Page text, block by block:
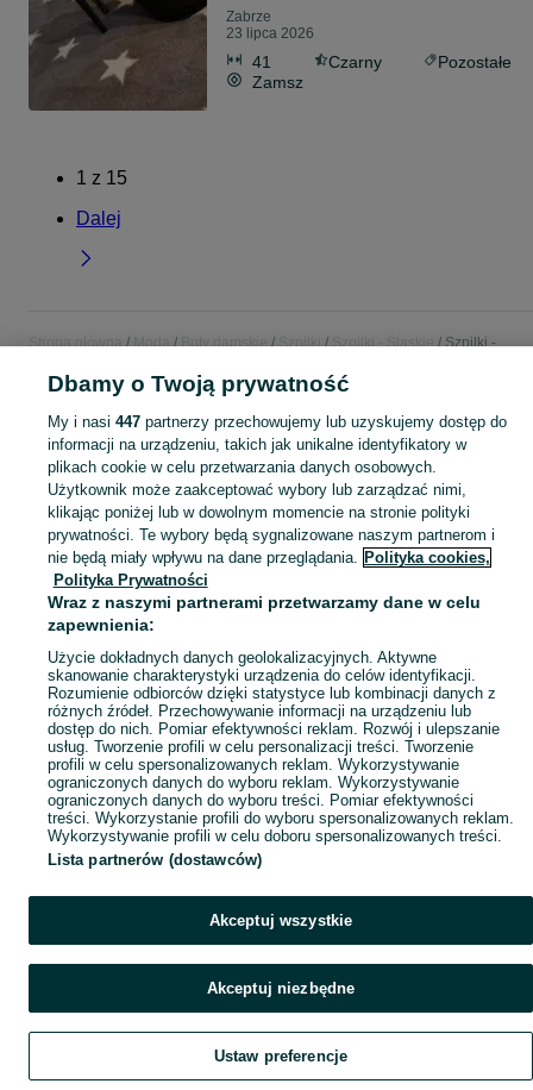
Zabrze
23 lipca 2026
41 Czarny
Pozostałe
Zamsz
1 z 15
Dalej
Strona główna Moda Buty damskie Szpilki Szpilki - Śląskie
Szpilki -
KATEGORIA
Szeroki wybór szpilek damskich Zabrze ▶️ Różne marki, kolory i rozmiary ✅ Nowe i używane w atrakcyjnych cenach ✌ Znajdź oferty na OLX.pl! Zobacz
Mapa kategorii
Mapa miejscowości
Mapa ministron
Szukaj Obserwujesz Dodaj Czat Konto
Dbamy o Twoją prywatność
My i nasi 447partnerzy przechowujemy lub uzyskujemy dostęp do
informacji na urządzeniu, takich jak unikalne identyfikatory w
plikach cookie w celu przetwarzania danych osobowych.
Użytkownik może zaakceptować wybory lub zarządzać nimi,
klikając poniżej lub w dowolnym momencie na stronie polityki
prywatności. Te wybory będą sygnalizowane naszym partnerom i
nie będą miały wpływu na dane przeglądania. Polityka cookies,
Polityka Prywatności
Wraz z naszymi partnerami przetwarzamy dane w celu
zapewnienia:
Użycie dokładnych danych geolokalizacyjnych. Aktywne
skanowanie charakterystyki urządzenia do celów identyfikacji.
Rozumienie odbiorców dzięki statystyce lub kombinacji danych z
różnych źródeł. Przechowywanie informacji na urządzeniu lub
dostęp do nich. Pomiar efektywności reklam. Rozwój i ulepszanie
usług. Tworzenie profili w celu personalizacji treści. Tworzenie
profili w celu spersonalizowanych reklam. Wykorzystywanie
ograniczonych danych do wyboru reklam. Wykorzystywanie
ograniczonych danych do wyboru treści. Pomiar efektywności
treści. Wykorzystanie profili do wyboru spersonalizowanych reklam.
Wykorzystywanie profili w celu doboru spersonalizowanych treści.
Lista partnerów (dostawców)
Akceptuj wszystkie
Akceptuj niezbędne
Ustaw preferencje